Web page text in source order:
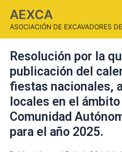
AEXCA
ASOCIACIÓN DE EXCAVADORES
Resolución por la
publicación del
fiestas nacionales,
locales en el
Comunidad
para el año 2025.